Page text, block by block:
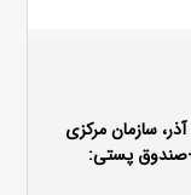
آدرس : تهران، میدان انقلاب، خیابان ۱۶ آذر، سازمان مرکزی
تهران -کد پستی: ۱۴۱۷۶۱۴۴۱۸ -صندوق پستی: